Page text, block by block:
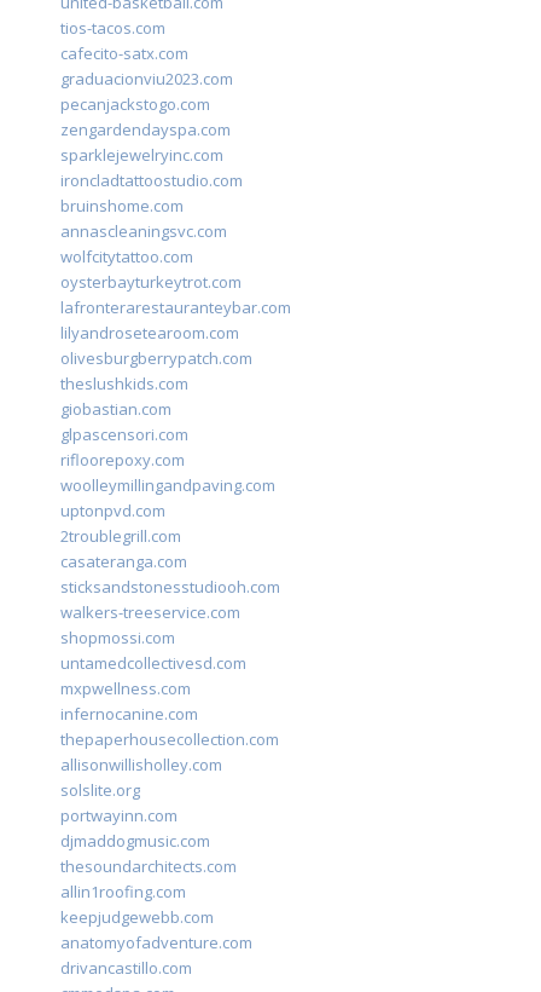
tios-tacos.com
cafecito-satx.com
graduacionviu2023.com
pecanjackstogo.com
zengardendayspa.com
sparklejewelryinc.com
ironcladtattoostudio.com
bruinshome.com
annascleaningsvc.com
wolfcitytattoo.com
oysterbayturkeytrot.com
lafronterarestauranteybar.com
lilyandrosetearoom.com
olivesburgberrypatch.com
theslushkids.com
giobastian.com
glpascensori.com
rifloorepoxy.com
woolleymillingandpaving.com
uptonpvd.com
2troublegrill.com
casateranga.com
sticksandstonesstudiooh.com
walkers-treeservice.com
shopmossi.com
untamedcollectivesd.com
mxpwellness.com
infernocanine.com
thepaperhousecollection.com
allisonwillisholley.com
solslite.org
portwayinn.com
djmaddogmusic.com
thesoundarchitects.com
allin1roofing.com
keepjudgewebb.com
anatomyofadventure.com
drivancastillo.com